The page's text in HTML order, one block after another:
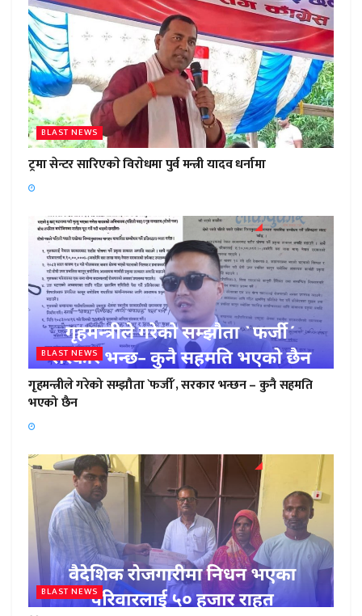
BLAST NEWS
ट्रमा सेन्टर सारिएकाे विराेधमा पुर्व मन्त्री यादव धर्नामा
BLAST NEWS
गृहमन्त्रीले गरेको सम्झौता `फर्जी´, सरकार भन्छन – कुनै सहमति
भएको छैन
BLAST NEWS